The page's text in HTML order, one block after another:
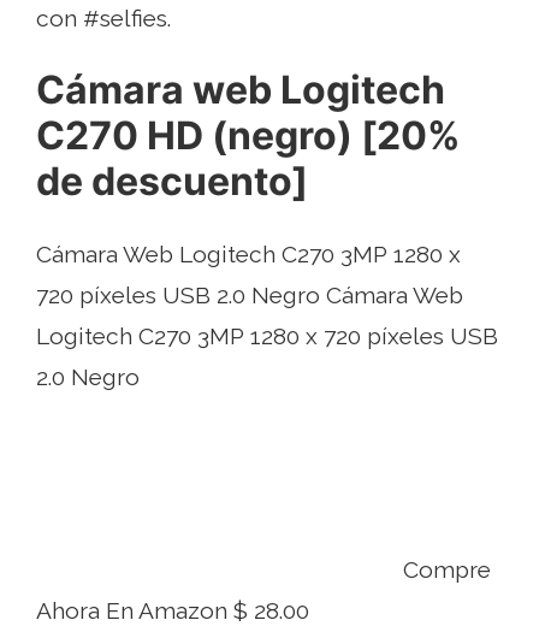
con #selfies.
Cámara web Logitech
C270 HD (negro) [20%
de descuento]
Cámara Web Logitech C270 3MP 1280 x
720 píxeles USB 2.0 Negro Cámara Web
Logitech C270 3MP 1280 x 720 píxeles USB
2.0 Negro
Compre
Ahora En Amazon $ 28.00